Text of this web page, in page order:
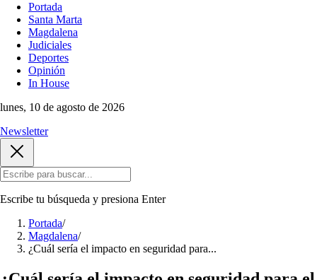
Portada
Santa Marta
Magdalena
Judiciales
Deportes
Opinión
In House
lunes, 10 de agosto de 2026
Newsletter
Escribe tu búsqueda y presiona Enter
Portada/
Magdalena/
¿Cuál sería el impacto en seguridad para...